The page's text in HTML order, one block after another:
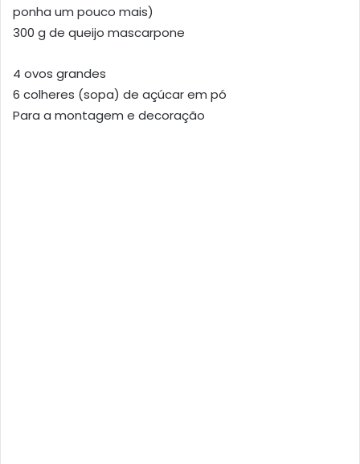
ponha um pouco mais)
300 g de queijo mascarpone
4 ovos grandes
6 colheres (sopa) de açúcar em pó
Para a montagem e decoração